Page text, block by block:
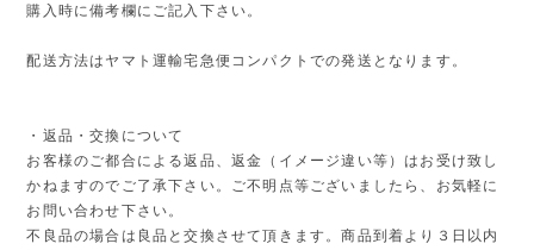
購入時に備考欄にご記入下さい。
配送方法はヤマト運輸宅急便コンパクトでの発送となります。
・返品・交換について
お客様のご都合による返品、返金（イメージ違い等）はお受け致し
かねますのでご了承下さい。ご不明点等ございましたら、お気軽に
お問い合わせ下さい。
不良品の場合は良品と交換させて頂きます。商品到着より３日以内